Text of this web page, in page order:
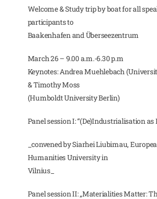
Welcome & Study trip by boat for all
participants to
Baakenhafen and Überseezentrum
March 26 – 9.00 a.m.-6.30 p.m
Keynotes: Andrea Muehlebach
& Timothy Moss
(Humboldt University Berlin)
Panel session I: “(De)Industrialisation as
_convened by Siarhei Liubimau,
Humanities University in
Vilnius_
Panel session II: „Materialities Matter: